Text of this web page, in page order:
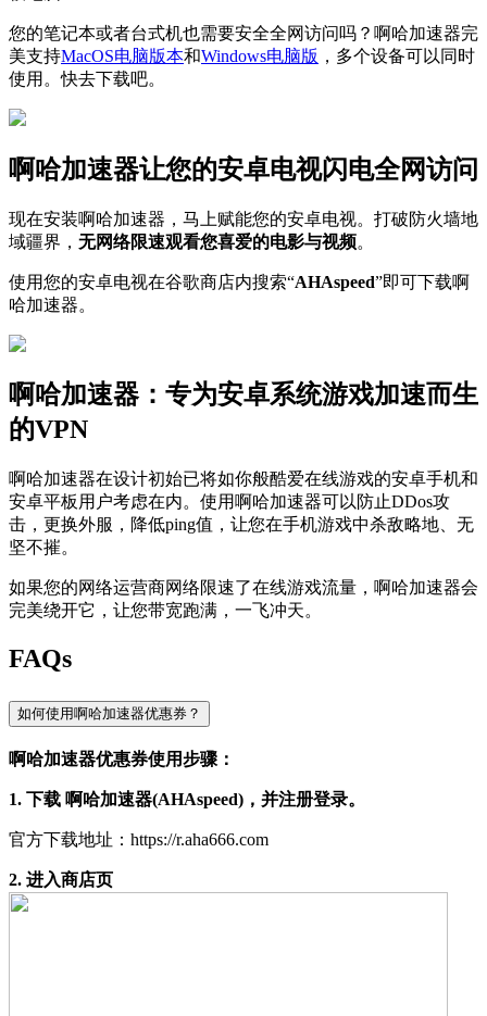
您的笔记本或者台式机也需要安全全网访问吗？啊哈加速器完
美支持MacOS电脑版本和Windows电脑版 ，多个设备可以同时
使用。快去下载吧。
啊哈加速器让您的安卓电视闪电全网访问
现在安装啊哈加速器，马上赋能您的安卓电视。打破防火墙地
域疆界， 无网络限速观看您喜爱的电影与视频。
使用您的安卓电视在谷歌商店内搜索“AHAspeed”即可下载啊
哈加速器。
啊哈加速器：专为安卓系统游戏加速而生
的VPN
啊哈加速器在设计初始已将如你般酷爱在线游戏的安卓手机和
安卓平板用户考虑在内。使用啊哈加速器可以防止DDos攻
击，更换外服，降低ping值，让您在手机游戏中杀敌略地、无
坚不摧。
如果您的网络运营商网络限速了在线游戏流量，啊哈加速器会
完美绕开它，让您带宽跑满，一飞冲天。
FAQs
如何使用啊哈加速器优惠券？
啊哈加速器优惠券使用步骤：
1. 下载 啊哈加速器(AHAspeed)，并注册登录。
官方下载地址：https://r.aha666.com
2. 进入商店页